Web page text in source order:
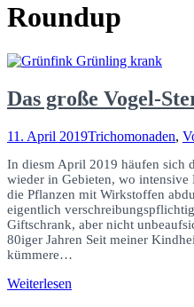
Roundup
Das große Vogel-
11. April 2019Trichomonaden,
In diesm April 2019 häufen sich
wieder in Gebieten, wo
die Pflanzen mit Wirkstoffen
eigentlich
Giftschrank, aber nicht
80iger Jahren Seit meiner
kümmere…
Weiterlesen